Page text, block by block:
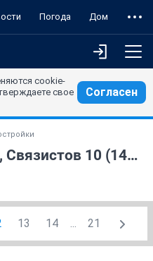
Погода Дом
cookie-
свое
Согласен
ЖК Солнечный берег, Связистов 10 (147 строительный), часть 2 (часть 2)
13 14 ... 21